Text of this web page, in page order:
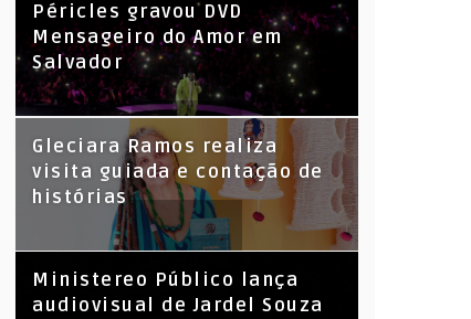
Péricles gravou DVD
Mensageiro do Amor em
Salvador
KL Jay (Racionais MC’s), DJ
Raíz e DJ Leandro Vitrola na
BIGSHAKE 14
Gleciara Ramos realiza
visita guiada e contação de
histórias
​Ministereo Público lança
audiovisual de Jardel Souza